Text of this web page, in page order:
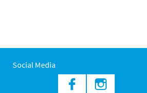
Social Media